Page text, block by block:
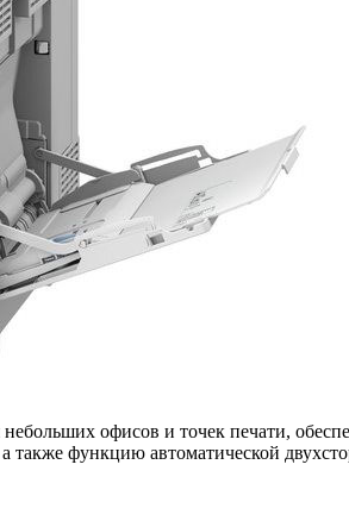
офисов и точек печати,
функцию автоматической